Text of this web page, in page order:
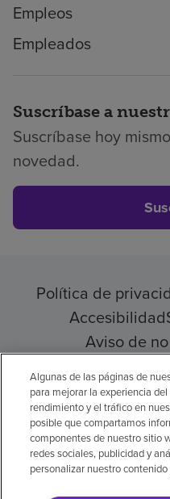
Empleos
Empleados
Suscríbase a
Suscríbase hoy
novedad.
Política de
Accesibilidad
Aviso de
Cumplimiento
© 2026
Algunas de las páginas de
para mejorar la experiencia
rendimiento y el tráfico en
posible que compartamos
componentes de nuestro sitio
redes sociales, publicidad y
personalizar nuestro contenido